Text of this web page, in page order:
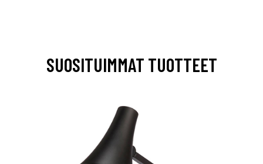
SUOSITUIMMAT TUOTTEET